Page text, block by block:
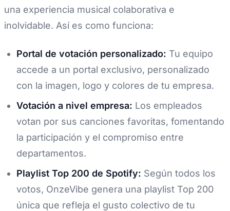
una experiencia musical colaborativa e
inolvidable. Así es como funciona:
Portal de votación personalizado: Tu equipo
accede a un portal exclusivo, personalizado
con la imagen, logo y colores de tu empresa.
Votación a nivel empresa: Los empleados
votan por sus canciones favoritas, fomentando
la participación y el compromiso entre
departamentos.
Playlist Top 200 de Spotify: Según todos los
votos, OnzeVibe genera una playlist Top 200
única que refleja el gusto colectivo de tu